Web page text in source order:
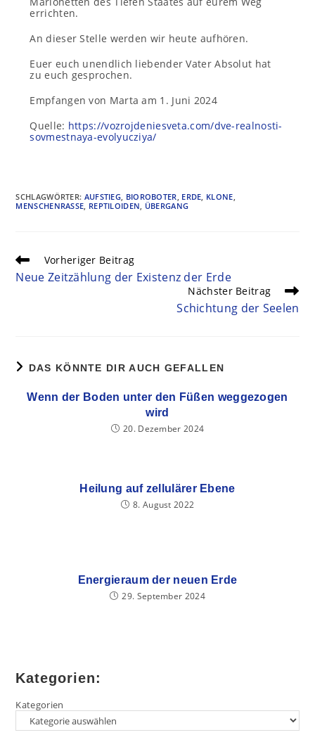
errichten.
An dieser Stelle werden wir heute aufhören.
Euer euch unendlich liebender Vater Absolut hat
zu euch gesprochen.
Empfangen von Marta am 1. Juni 2024
Quelle: https://vozrojdeniesveta.com/dve-realnosti-
sovmestnaya-evolyucziya/
SCHLAGWÖRTER: AUFSTIEG, BIOROBOTER, ERDE, KLONE,
MENSCHENRASSE, REPTILOIDEN, ÜBERGANG
Vorheriger Beitrag
Neue Zeitzählung der Existenz der Erde
Nächster Beitrag
Schichtung der Seelen
DAS KÖNNTE DIR AUCH GEFALLEN
Wenn der Boden unter den Füßen weggezogen
wird
20. Dezember 2024
Heilung auf zellulärer Ebene
8. August 2022
Energieraum der neuen Erde
29. September 2024
Kategorien:
Kategorien